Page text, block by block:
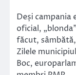
Deși campania
oficial,
făcut,
Zilele
Boc,